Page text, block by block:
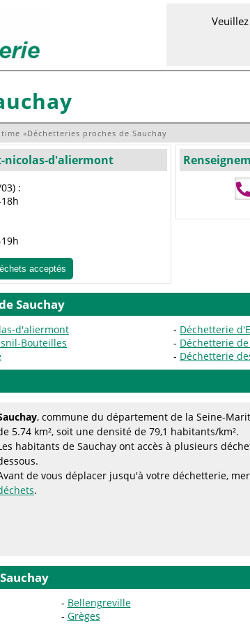
»Déchetteries proches de Sauchay
nicolas-d'aliermont
:
acceptés
Sauchay
d'aliermont
Déchetterie
Bouteilles
Déchetterie
Déchetterie
, commune du département de la Seine-
5.74 km², soit une densité de 79,1 habitants/km².
habitants de Sauchay ont accès à plusieurs
de vous déplacer jusqu'à votre déchetterie,
.
Bellengreville
Grèges